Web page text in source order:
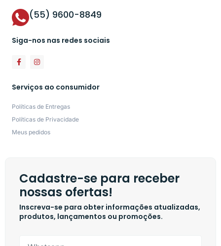
(55) 9600-8849
Siga-nos nas redes sociais
Serviços ao consumidor
Políticas de Entregas
Políticas de Privacidade
Meus pedidos
Cadastre-se para receber
nossas ofertas!
Inscreva-se para obter informações atualizadas,
produtos, lançamentos ou promoções.